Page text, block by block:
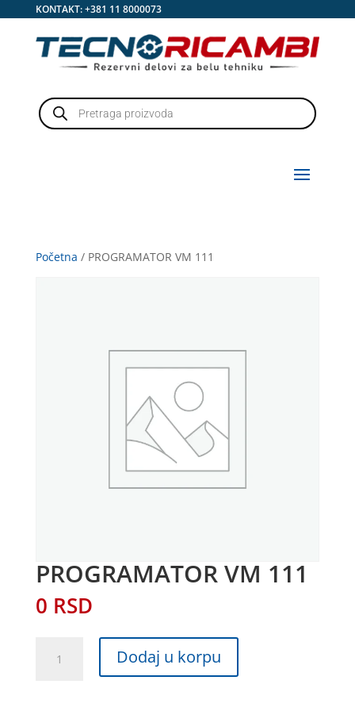
KONTAKT:+381 11 8000073
Products
search
Početna / PROGRAMATOR VM 111
PROGRAMATOR VM 111
0 RSD
Dodaj u korpu